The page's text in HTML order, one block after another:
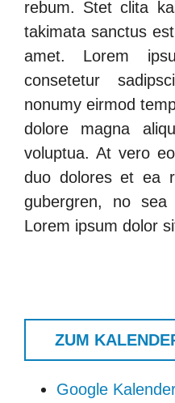
rebum. Stet clita
takimata sanctus
amet. Lorem
consetetur
nonumy eirmod
dolore magna
voluptua. At vero
duo dolores et ea
gubergren, no
Lorem ipsum dolor
ZUM
Google
Finden Sie
Sie
Search
for: